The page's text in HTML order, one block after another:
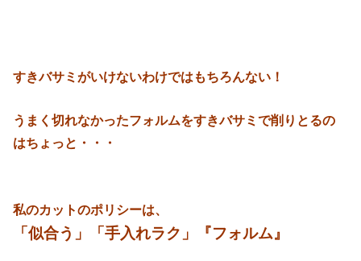
すきバサミがいけないわけではもちろんない！
うまく切れなかったフォルムをすきバサミで削りとるの
はちょっと・・・
私のカットのポリシーは、
「似合う」「手入れラク」『フォルム』